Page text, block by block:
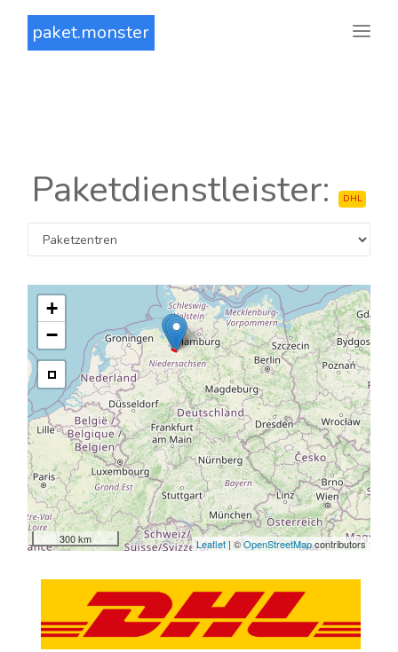
paket.monster
Paketdienstleister: DHL
+
−
300 km Leaflet | ©OpenStreetMapcontributors